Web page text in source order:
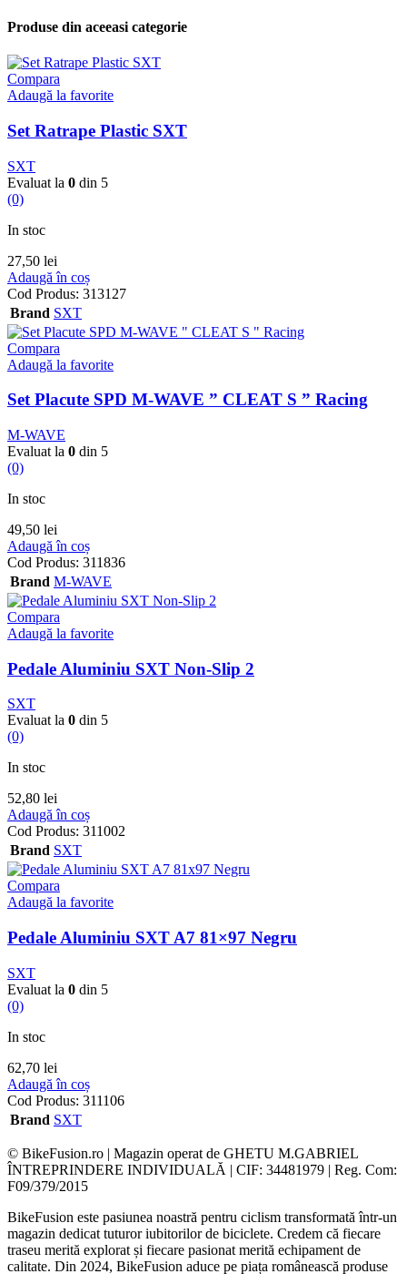
Produse din aceeasi categorie
Compara
Adaugă la favorite
Set Ratrape Plastic SXT
SXT
Evaluat la 0 din 5
(0)
In stoc
27,50 lei
Adaugă în coș
Cod Produs: 313127
Brand SXT
Compara
Adaugă la favorite
Set Placute SPD M-WAVE ” CLEAT S ” Racing
M-WAVE
Evaluat la 0 din 5
(0)
In stoc
49,50 lei
Adaugă în coș
Cod Produs: 311836
Brand M-WAVE
Compara
Adaugă la favorite
Pedale Aluminiu SXT Non-Slip 2
SXT
Evaluat la 0 din 5
(0)
In stoc
52,80 lei
Adaugă în coș
Cod Produs: 311002
Brand SXT
Compara
Adaugă la favorite
Pedale Aluminiu SXT A7 81×97 Negru
SXT
Evaluat la 0 din 5
(0)
In stoc
62,70 lei
Adaugă în coș
Cod Produs: 311106
Brand SXT
© BikeFusion.ro | Magazin operat de GHETU M.GABRIEL
ÎNTREPRINDERE INDIVIDUALĂ | CIF: 34481979 | Reg. Com:
F09/379/2015
BikeFusion este pasiunea noastră pentru ciclism transformată într-un
magazin dedicat tuturor iubitorilor de biciclete. Credem că fiecare
traseu merită explorat și fiecare pasionat merită echipament de
calitate. Din 2024, BikeFusion aduce pe piața românească produse